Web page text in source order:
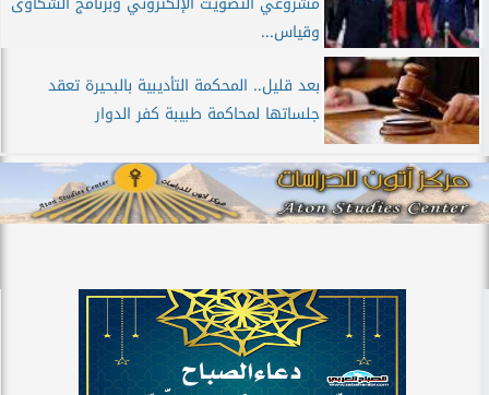
وقياس...
بعد قليل.. المحكمة التأديبية بالبحيرة تعقد
جلساتها لمحاكمة طبيبة كفر الدوار